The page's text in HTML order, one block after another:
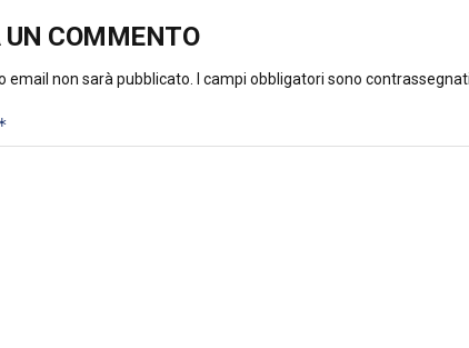
UN COMMENTO
email non sarà pubblicato. I campi obbligatori sono contrassegnati